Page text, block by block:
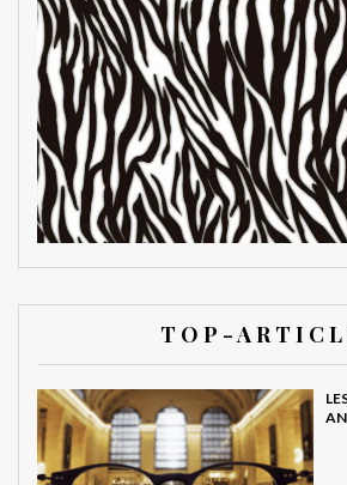
T O P - A R T I C L